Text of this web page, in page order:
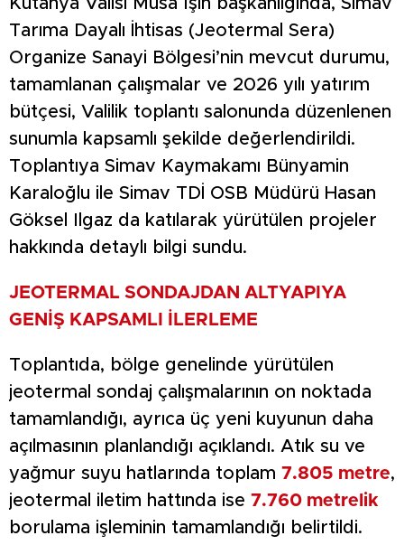
Kütahya Valisi Musa Işın başkanlığında, Simav
Tarıma Dayalı İhtisas (Jeotermal Sera)
Organize Sanayi Bölgesi’nin mevcut durumu,
tamamlanan çalışmalar ve 2026 yılı yatırım
bütçesi, Valilik toplantı salonunda düzenlenen
sunumla kapsamlı şekilde değerlendirildi.
Toplantıya Simav Kaymakamı Bünyamin
Karaloğlu ile Simav TDİ OSB Müdürü Hasan
Göksel Ilgaz da katılarak yürütülen projeler
hakkında detaylı bilgi sundu.
JEOTERMAL SONDAJDAN ALTYAPIYA
GENİŞ KAPSAMLI İLERLEME
Toplantıda, bölge genelinde yürütülen
jeotermal sondaj çalışmalarının on noktada
tamamlandığı, ayrıca üç yeni kuyunun daha
açılmasının planlandığı açıklandı. Atık su ve
yağmur suyu hatlarında toplam 7.805 metre,
jeotermal iletim hattında ise 7.760 metrelik
borulama işleminin tamamlandığı belirtildi.